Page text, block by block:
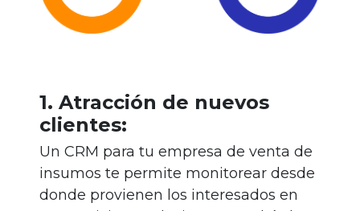
1. Atracción de nuevos
clientes:
Un CRM para tu empresa de venta de
insumos te permite monitorear desde
donde provienen los interesados en